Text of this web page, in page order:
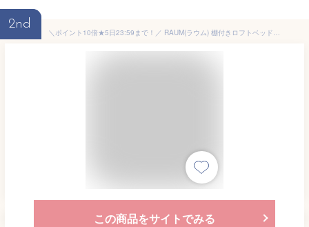
2nd
＼ポイント10倍★5日23:59まで！／ RAUM(ラウム) 棚付きロフトベッドとチェストがセット 収納ベッド 収納付きベッド 大人 チェストベッド 大収納 ロフトベッド 床面高59cm ブラウン グレー ナチュラル ホワイト ロータイプ 子供
この商品をサイトでみる